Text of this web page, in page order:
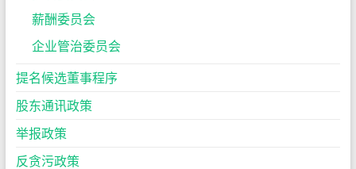
薪酬委员会
企业管治委员会
提名候选董事程序
股东通讯政策
举报政策
反贪污政策